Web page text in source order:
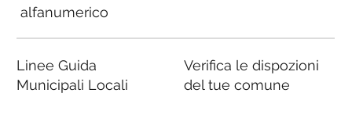
alfanumerico
Linee Guida
Municipali Locali
Verifica le dispozioni
del tue comune